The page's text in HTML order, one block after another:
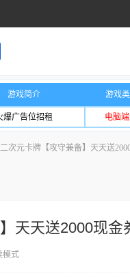
游戏简介 游戏
爆广告位招租 电脑
二次元卡牌【攻守兼备】天天送
天天送2000现
模式